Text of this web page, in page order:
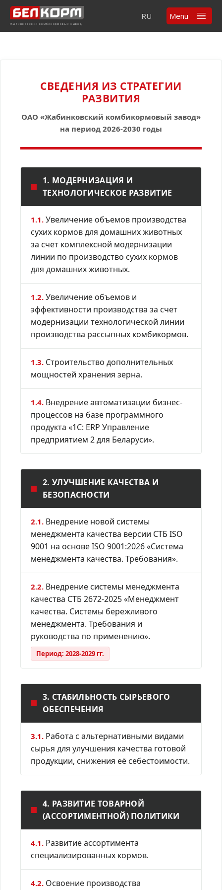
Жабинковский комбикормовый завод
RU Menu
СВЕДЕНИЯ ИЗ СТРАТЕГИИ
РАЗВИТИЯ
ОАО «Жабинковский комбикормовый завод»
на период 2026-2030 годы
1. МОДЕРНИЗАЦИЯ И
ТЕХНОЛОГИЧЕСКОЕ РАЗВИТИЕ
1.1. Увеличение объемов производства
сухих кормов для домашних животных
за счет комплексной модернизации
линии по производство сухих кормов
для домашних животных.
1.2. Увеличение объемов и
эффективности производства за счет
модернизации технологической линии
производства рассыпных комбикормов.
1.3. Строительство дополнительных
мощностей хранения зерна.
1.4. Внедрение автоматизации бизнес-
процессов на базе программного
продукта «1C: ERP Управление
предприятием 2 для Беларуси».
2. УЛУЧШЕНИЕ КАЧЕСТВА И
БЕЗОПАСНОСТИ
2.1. Внедрение новой системы
менеджмента качества версии СТБ ISO
9001 на основе ISO 9001:2026 «Система
менеджмента качества. Требования».
2.2. Внедрение системы менеджмента
качества СТБ 2672-2025 «Менеджмент
качества. Системы бережливого
менеджмента. Требования и
руководства по применению».
Период: 2028-2029 гг.
3. СТАБИЛЬНОСТЬ СЫРЬЕВОГО
ОБЕСПЕЧЕНИЯ
3.1. Работа с альтернативными видами
сырья для улучшения качества готовой
продукции, снижения её себестоимости.
4. РАЗВИТИЕ ТОВАРНОЙ
(АССОРТИМЕНТНОЙ) ПОЛИТИКИ
4.1. Развитие ассортимента
специализированных кормов.
4.2. Освоение производства